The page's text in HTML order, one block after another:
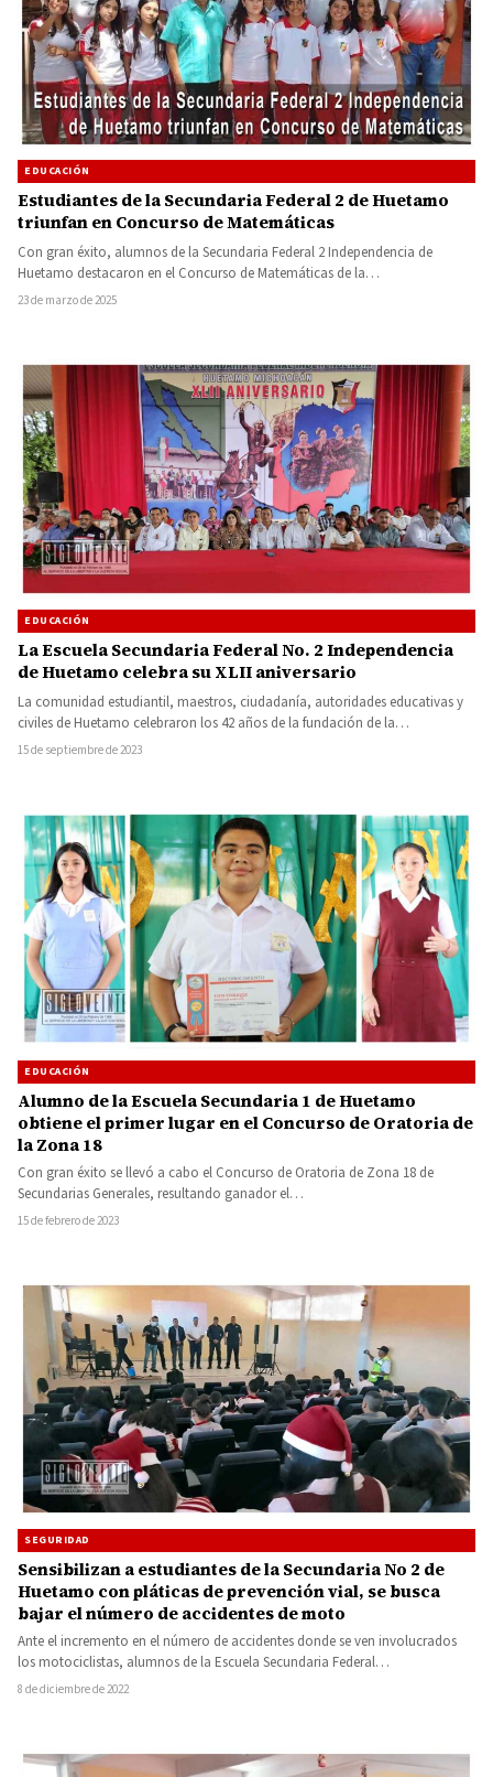
EDUCACIÓN
Estudiantes de la Secundaria Federal 2 de Huetamo
triunfan en Concurso de Matemáticas
Con gran éxito, alumnos de la Secundaria Federal 2 Independencia de
Huetamo destacaron en el Concurso de Matemáticas de la…
23 de marzo de 2025
EDUCACIÓN
La Escuela Secundaria Federal No. 2 Independencia
de Huetamo celebra su XLII aniversario
La comunidad estudiantil, maestros, ciudadanía, autoridades educativas y
civiles de Huetamo celebraron los 42 años de la fundación de la…
15 de septiembre de 2023
EDUCACIÓN
Alumno de la Escuela Secundaria 1 de Huetamo
obtiene el primer lugar en el Concurso de Oratoria de
la Zona 18
Con gran éxito se llevó a cabo el Concurso de Oratoria de Zona 18 de
Secundarias Generales, resultando ganador el…
15 de febrero de 2023
SEGURIDAD
Sensibilizan a estudiantes de la Secundaria No 2 de
Huetamo con pláticas de prevención vial, se busca
bajar el número de accidentes de moto
Ante el incremento en el número de accidentes donde se ven involucrados
los motociclistas, alumnos de la Escuela Secundaria Federal…
8 de diciembre de 2022